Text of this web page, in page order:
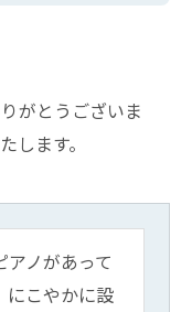
がとうございま
します。
ノがあって
にこやかに設